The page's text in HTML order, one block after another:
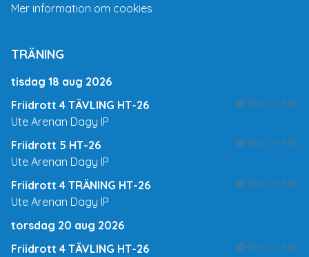
Mer information om cookies
TRÄNING
tisdag 18 aug 2026
Friidrott 4 TÄVLING HT-26
18:00 - 19:30
Ute Arenan Dagy IP
Friidrott 5 HT-26
18:00 - 19:30
Ute Arenan Dagy IP
Friidrott 4 TRÄNING HT-26
18:00 - 19:30
Ute Arenan Dagy IP
torsdag 20 aug 2026
Friidrott 4 TÄVLING HT-26
18:00 - 19:30